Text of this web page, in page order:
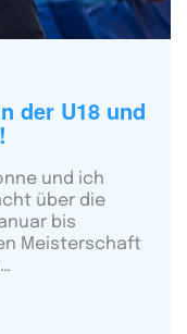
der U18 und
und ich
über die
bis
Meisterschaft